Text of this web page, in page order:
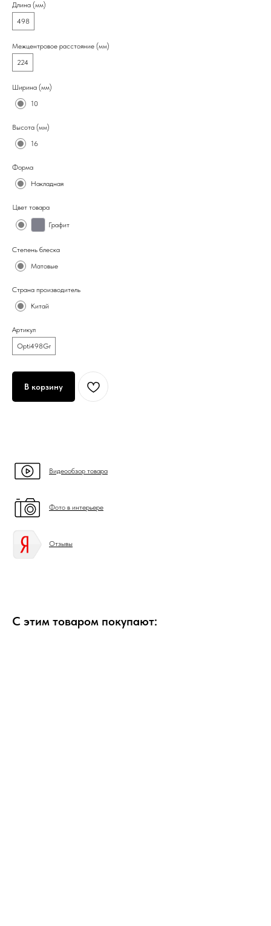
Длина (мм)
498
Межцентровое расстояние (мм)
224
Ширина (мм)
10
Высота (мм)
16
Форма
Накладная
Цвет товара
Графит
Степень блеска
Матовые
Страна производитель
Китай
Артикул
Opti498Gr
В корзину
Видеообзор товара
Фото в интерьере
Отзывы
С этим товаром покупают: